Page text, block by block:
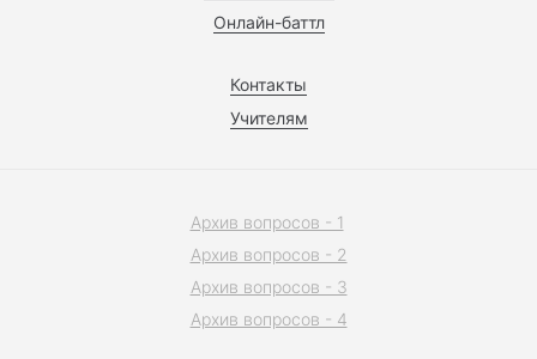
Онлайн-баттл
Контакты
Учителям
Архив вопросов - 1
Архив вопросов - 2
Архив вопросов - 3
Архив вопросов - 4